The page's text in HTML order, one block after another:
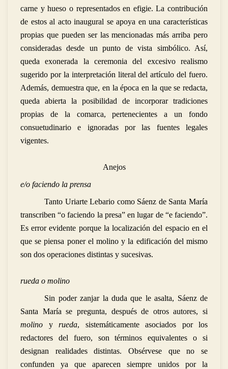
carne y hueso o representados en efigie. La contribución
de estos al acto inaugural se apoya en una características
propias que pueden ser las mencionadas más arriba pero
consideradas desde un punto de vista simbólico. Así,
queda exonerada la ceremonia del excesivo realismo
sugerido por la interpretación literal del artículo del fuero.
Además, demuestra que, en la época en la que se redacta,
queda abierta la posibilidad de incorporar tradiciones
propias de la comarca, pertenecientes a un fondo
consuetudinario e ignoradas por las fuentes legales
vigentes.
Anejos
e/o faciendo la prensa
Tanto Uriarte Lebario como Sáenz de Santa María
transcriben “o faciendo la presa” en lugar de “e faciendo”.
Es error evidente porque la localización del espacio en el
que se piensa poner el molino y la edificación del mismo
son dos operaciones distintas y sucesivas.
rueda o molino
Sin poder zanjar la duda que le asalta, Sáenz de
Santa María se pregunta, después de otros autores, si
molino y rueda, sistemáticamente asociados por los
redactores del fuero, son términos equivalentes o si
designan realidades distintas. Obsérvese que no se
confunden ya que aparecen siempre unidos por la